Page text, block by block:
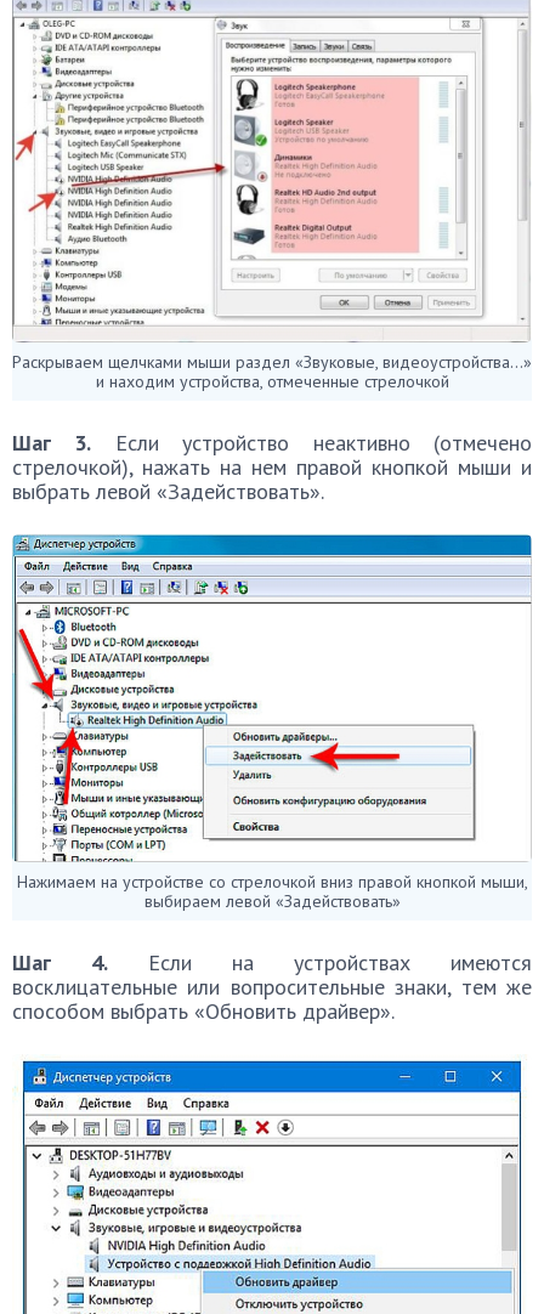
Раскрываем щелчками мыши раздел «Звуковые, видеоустройства…»
и находим устройства, отмеченные стрелочкой
Шаг 3. Если устройство неактивно (отмечено
стрелочкой), нажать на нем правой кнопкой мыши и
выбрать левой «Задействовать».
Нажимаем на устройстве со стрелочкой вниз правой кнопкой мыши,
выбираем левой «Задействовать»
Шаг 4. Если на устройствах имеются
восклицательные или вопросительные знаки, тем же
способом выбрать «Обновить драйвер».